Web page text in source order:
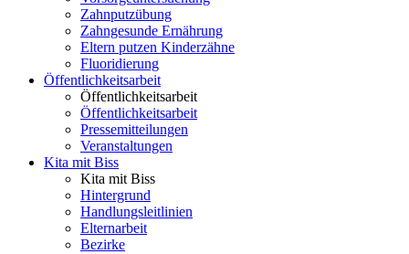
Zahnputzübung
Zahngesunde Ernährung
Eltern putzen Kinderzähne
Fluoridierung
Öffentlichkeitsarbeit
Öffentlichkeitsarbeit
Öffentlichkeitsarbeit
Pressemitteilungen
Veranstaltungen
Kita mit Biss
Kita mit Biss
Hintergrund
Handlungsleitlinien
Elternarbeit
Bezirke